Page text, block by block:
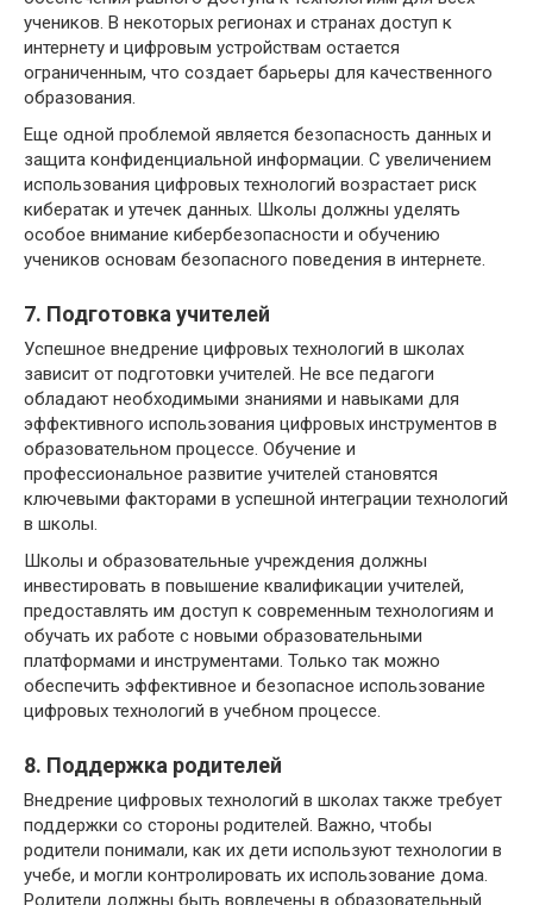
учеников. В некоторых регионах и странах доступ к
интернету и цифровым устройствам остается
ограниченным, что создает барьеры для качественного
образования.
Еще одной проблемой является безопасность данных и
защита конфиденциальной информации. С увеличением
использования цифровых технологий возрастает риск
кибератак и утечек данных. Школы должны уделять
особое внимание кибербезопасности и обучению
учеников основам безопасного поведения в интернете.
7. Подготовка учителей
Успешное внедрение цифровых технологий в школах
зависит от подготовки учителей. Не все педагоги
обладают необходимыми знаниями и навыками для
эффективного использования цифровых инструментов в
образовательном процессе. Обучение и
профессиональное развитие учителей становятся
ключевыми факторами в успешной интеграции технологий
в школы.
Школы и образовательные учреждения должны
инвестировать в повышение квалификации учителей,
предоставлять им доступ к современным технологиям и
обучать их работе с новыми образовательными
платформами и инструментами. Только так можно
обеспечить эффективное и безопасное использование
цифровых технологий в учебном процессе.
8. Поддержка родителей
Внедрение цифровых технологий в школах также требует
поддержки со стороны родителей. Важно, чтобы
родители понимали, как их дети используют технологии в
учебе, и могли контролировать их использование дома.
Родители должны быть вовлечены в образовательный